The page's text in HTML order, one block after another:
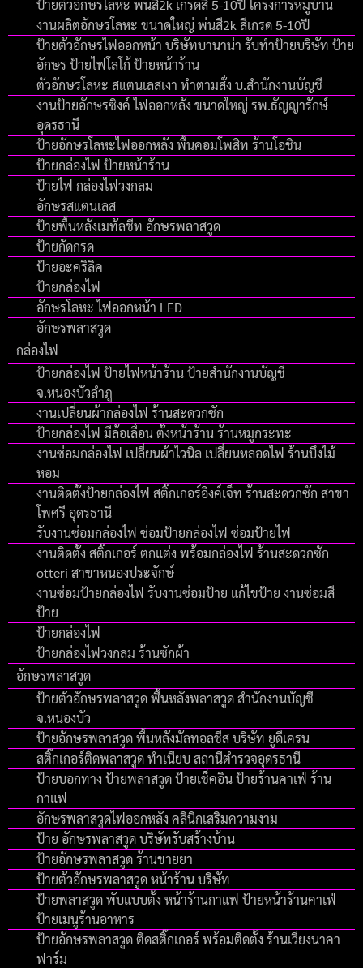
ป้ายตัวอักษรโลหะ พ่นสี2k เกรดสี 5-10ปี โครงการหมู่บ้าน
งานผลิตอักษรโลหะ ขนาดใหญ่ พ่นสี2k สีเกรด 5-10ปี
ป้ายตัวอักษรไฟออกหน้า บริษัทบานาน่า รับทำป้ายบริษัท ป้าย
อักษร ป้ายไฟโลโก้ ป้ายหน้าร้าน
ตัวอักษรโลหะ สแตนเลสเงา ทำตามสั่ง บ.สำนักงานบัญชี
งานป้ายอักษรซิงค์ ไฟออกหลัง ขนาดใหญ่ รพ.ธัญญารักษ์
อุดรธานี
ป้ายอักษรโลหะไฟออกหลัง พื้นคอมโพสิท ร้านโอชิน
ป้ายกล่องไฟ ป้ายหน้าร้าน
ป้ายไฟ กล่องไฟวงกลม
อักษรสแตนเลส
ป้ายพื้นหลังเมทัลชีท อักษรพลาสวูด
ป้ายกัดกรด
ป้ายอะคริลิค
ป้ายกล่องไฟ
อักษรโลหะ ไฟออกหน้า LED
อักษรพลาสวูด
กล่องไฟ
ป้ายกล่องไฟ ป้ายไฟหน้าร้าน ป้ายสำนักงานบัญชี
จ.หนองบัวลำภู
งานเปลี่ยนผ้ากล่องไฟ ร้านสะดวกซัก
ป้ายกล่องไฟ มีล้อเลื่อน ตั้งหน้าร้าน ร้านหมูกระทะ
งานซ่อมกล่องไฟ เปลี่ยนผ้าไวนิล เปลี่ยนหลอดไฟ ร้านบึงไม้
หอม
งานติดตั้งป้ายกล่องไฟ สติ๊กเกอร์อิงค์เจ็ท ร้านสะดวกซัก สาขา
โพศรี อุดรธานี
รับงานซ่อมกล่องไฟ ซ่อมป้ายกล่องไฟ ซ่อมป้ายไฟ
งานติดตั้ง สติ๊กเกอร์ ตกแต่ง พร้อมกล่องไฟ ร้านสะดวกซัก
otteri สาขาหนองประจักษ์
งานซ่อมป้ายกล่องไฟ รับงานซ่อมป้าย แก้ไขป้าย งานซ่อมสี
ป้าย
ป้ายกล่องไฟ
ป้ายกล่องไฟวงกลม ร้านซักผ้า
อักษรพลาสวูด
ป้ายตัวอักษรพลาสวูด พื้นหลังพลาสวูด สำนักงานบัญชี
จ.หนองบัว
ป้ายอักษรพลาสวูด พื้นหลังมัลทอลชีส บริษัท ยูดีเครน
สติ๊กเกอร์ติดพลาสวูด ทำเนียบ สถานีตำรวจอุดรธานี
ป้ายบอกทาง ป้ายพลาสวูด ป้ายเช็คอิน ป้ายร้านคาเฟ่ ร้าน
กาแฟ
อักษรพลาสวูดไฟออกหลัง คลินิกเสริมความงาม
ป้าย อักษรพลาสวูด บริษัทรับสร้างบ้าน
ป้ายอักษรพลาสวูด ร้านขายยา
ป้ายตัวอักษรพลาสวูด หน้าร้าน บริษัท
ป้ายพลาสวูด พับแบบตั้ง หน้าร้านกาแฟ ป้ายหน้าร้านคาเฟ่
ป้ายเมนูร้านอาหาร
ป้ายอักษรพลาสวูด ติดสติ๊กเกอร์ พร้อมติดตั้ง ร้านเวียงนาคา
ฟาร์ม